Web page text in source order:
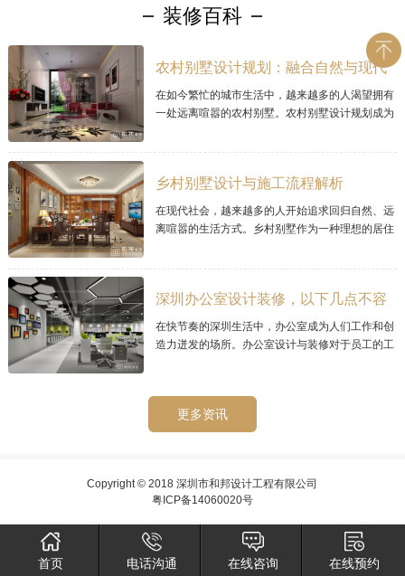
装修百科
农村别墅设计规划：融合自然与现代
的理想家居
在如今繁忙的城市生活中，越来越多的人渴望拥有
一处远离喧嚣的农村别墅。农村别墅设计规划成为
乡村别墅设计与施工流程解析
在现代社会，越来越多的人开始追求回归自然、远
离喧嚣的生活方式。乡村别墅作为一种理想的居住
深圳办公室设计装修，以下几点不容
忽视的
在快节奏的深圳生活中，办公室成为人们工作和创
造力迸发的场所。办公室设计与装修对于员工的工
更多资讯
Copyright © 2018 深圳市和邦设计工程有限公司
粤ICP备14060020号
首页 电话沟通 在线咨询 在线预约